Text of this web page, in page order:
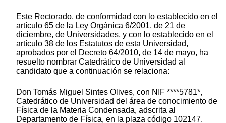
Este Rectorado, de conformidad con lo establecido en el
artículo 65 de la Ley Orgánica 6/2001, de 21 de
diciembre, de Universidades, y con lo establecido en el
artículo 38 de los Estatutos de esta Universidad,
aprobados por el Decreto 64/2010, de 14 de mayo, ha
resuelto nombrar Catedrático de Universidad al
candidato que a continuación se relaciona:
Don Tomás Miguel Sintes Olives, con NIF ****5781*,
Catedrático de Universidad del área de conocimiento de
Física de la Materia Condensada, adscrita al
Departamento de Física, en la plaza código 102147.